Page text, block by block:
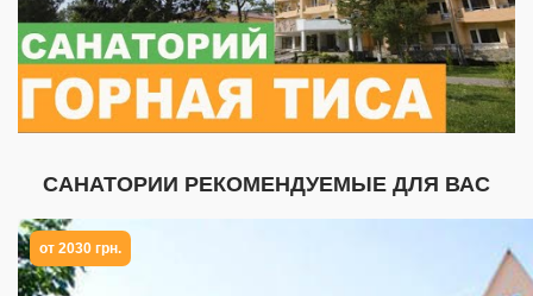
САНАТОРИИ РЕКОМЕНДУЕМЫЕ ДЛЯ ВАС
от 2030 грн.